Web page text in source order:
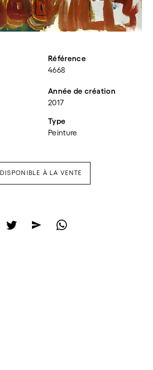
Référence
4668
Année de création
2017
Type
Peinture
DISPONIBLE À LA VENTE
t e w